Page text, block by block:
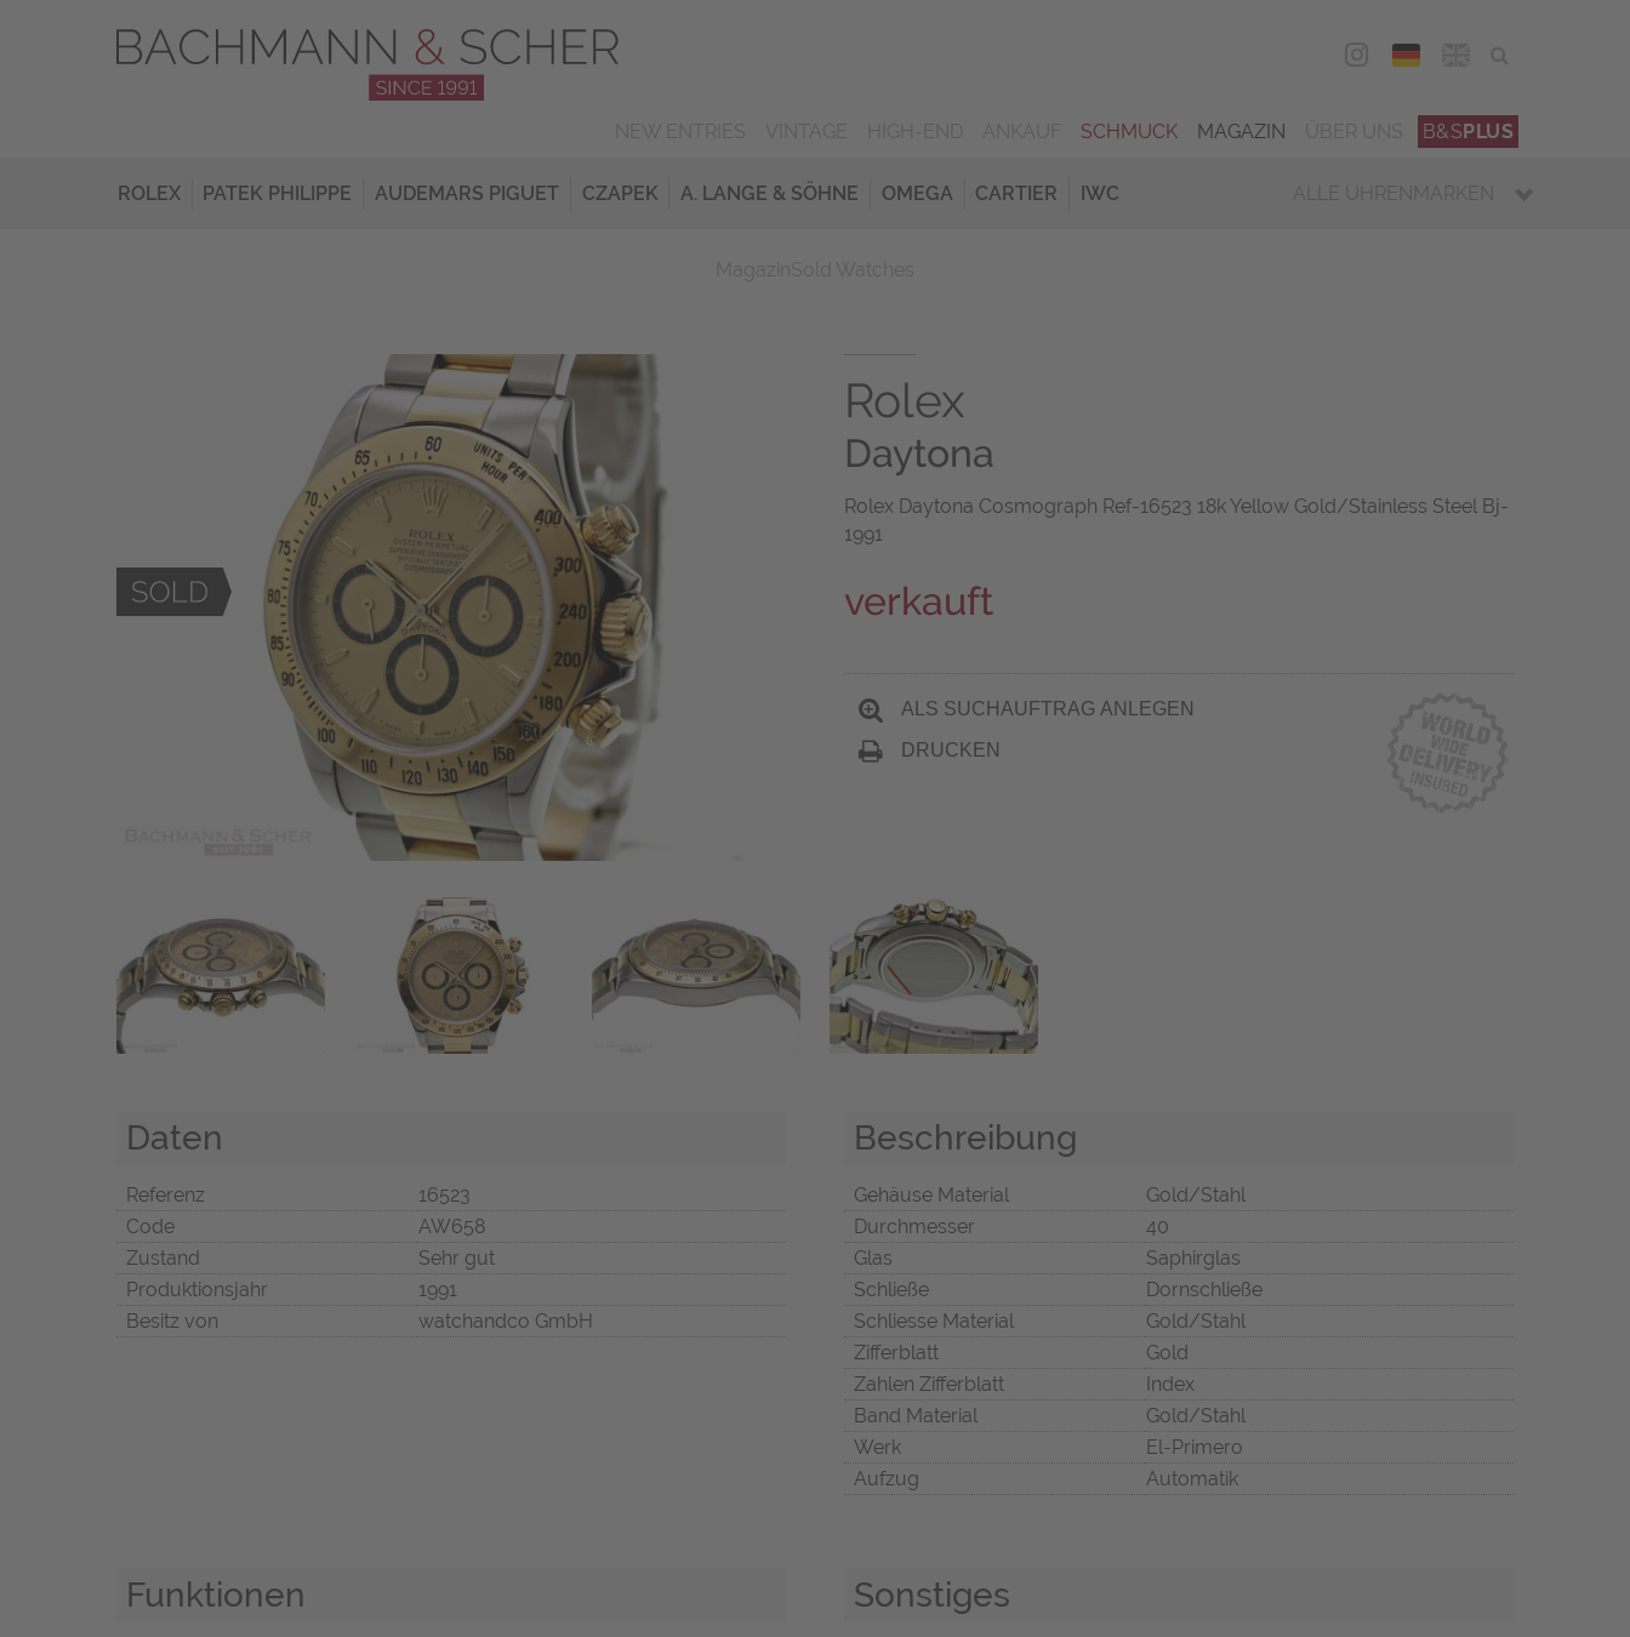
DEU
SCHMUCK MAGAZIN B&SPLUS
ROLEX PATEK PHILIPPE AUDEMARS PIGUET CZAPEK A. LANGE & SÖHNE OMEGA CARTIER IWC ALLE UHRENMARKEN
Rolex
Daytona
Rolex Daytona Cosmograph Ref-16523 18k Yellow Gold/Stainless Steel Bj-
1991
verkauft
ALS SUCHAUFTRAG ANLEGEN
DRUCKEN
Daten
Referenz
16523
Code
AW658
Zustand
Sehr gut
Produktionsjahr
1991
Besitz von
watchandco GmbH
Beschreibung
Gehäuse Material
Gold/Stahl
Durchmesser
40
Glas
Saphirglas
Schließe
Dornschließe
Schliesse Material
Gold/Stahl
Zifferblatt
Gold
Zahlen Zifferblatt
Index
Band Material
Gold/Stahl
Werk
El-Primero
Aufzug
Automatik
Funktionen Sonstiges